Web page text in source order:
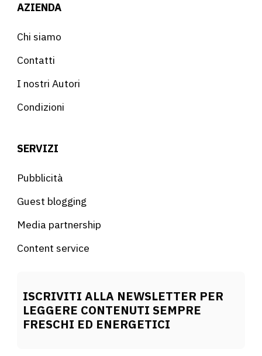
AZIENDA
Chi siamo
Contatti
I nostri Autori
Condizioni
SERVIZI
Pubblicità
Guest blogging
Media partnership
Content service
ISCRIVITI ALLA NEWSLETTER PER
LEGGERE CONTENUTI SEMPRE
FRESCHI ED ENERGETICI